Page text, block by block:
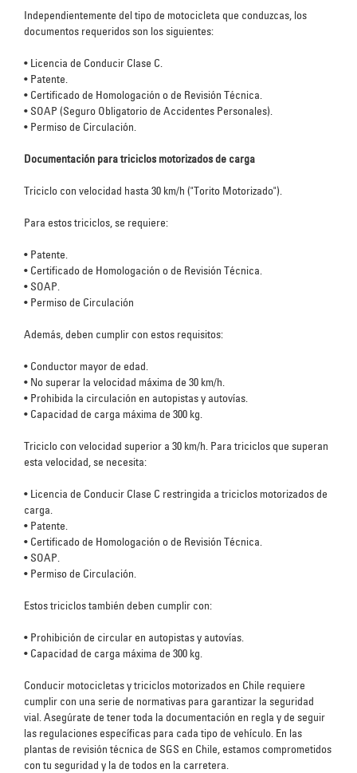
Independientemente del tipo de motocicleta que conduzcas, los
documentos requeridos son los siguientes:
• Licencia de Conducir Clase C.
• Patente.
• Certificado de Homologación o de Revisión Técnica.
• SOAP (Seguro Obligatorio de Accidentes Personales).
• Permiso de Circulación.
Documentación para triciclos motorizados de carga
Triciclo con velocidad hasta 30 km/h ("Torito Motorizado").
Para estos triciclos, se requiere:
• Patente.
• Certificado de Homologación o de Revisión Técnica.
• SOAP.
• Permiso de Circulación
Además, deben cumplir con estos requisitos:
• Conductor mayor de edad.
• No superar la velocidad máxima de 30 km/h.
• Prohibida la circulación en autopistas y autovías.
• Capacidad de carga máxima de 300 kg.
Triciclo con velocidad superior a 30 km/h. Para triciclos que superan
esta velocidad, se necesita:
• Licencia de Conducir Clase C restringida a triciclos motorizados de
carga.
• Patente.
• Certificado de Homologación o de Revisión Técnica.
• SOAP.
• Permiso de Circulación.
Estos triciclos también deben cumplir con:
• Prohibición de circular en autopistas y autovías.
• Capacidad de carga máxima de 300 kg.
Conducir motocicletas y triciclos motorizados en Chile requiere
cumplir con una serie de normativas para garantizar la seguridad
vial. Asegúrate de tener toda la documentación en regla y de seguir
las regulaciones específicas para cada tipo de vehículo. En las
plantas de revisión técnica de SGS en Chile, estamos comprometidos
con tu seguridad y la de todos en la carretera.